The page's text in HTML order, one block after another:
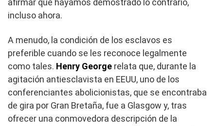
afirmar que hayamos demostrado lo contrario,
incluso ahora.
A menudo, la condición de los esclavos es
preferible cuando se les reconoce legalmente
como tales. Henry George relata que, durante la
agitación antiesclavista en EEUU, uno de los
conferenciantes abolicionistas, que se encontraba
de gira por Gran Bretaña, fue a Glasgow y, tras
ofrecer una conmovedora descripción de la